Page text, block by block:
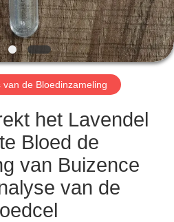
van de Bloedinzameling
het Lavendel
Bloed de
van Buizence
van de